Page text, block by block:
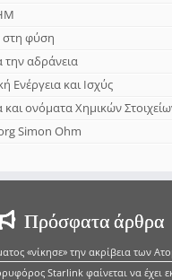
στη φύση
την αδράνεια
Ενέργεια και Ισχύς
ονόματα Χημικών
Simon Ohm
Πρόσφατα άρθρα
«νίκησε» την ακρίβεια των
Starlink φαίνεται να έχει